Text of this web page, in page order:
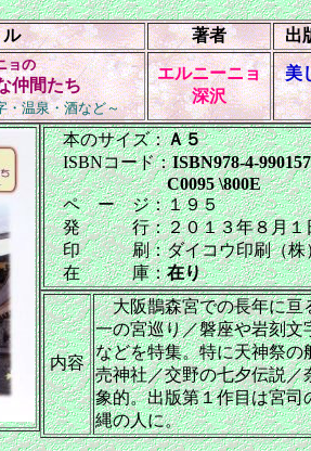
ル 著者 出
ョの
仲間たち
・温泉・酒など～
エルニーニョ
深沢
美
本のサイズ：Ａ５
ISBNコード：ISBN978-4-
C0095 \800E
ペ ー ジ：１９５
発 行：２０１３年８月１
印 刷：ダイコウ印刷（株
在 庫：在り
内容
大阪鵲森宮での長年に亘
一の宮巡り／磐座や岩刻文
などを特集。特に天神祭の
売神社／交野の七夕伝説／
象的。出版第１作目は宮司
縄の人に。